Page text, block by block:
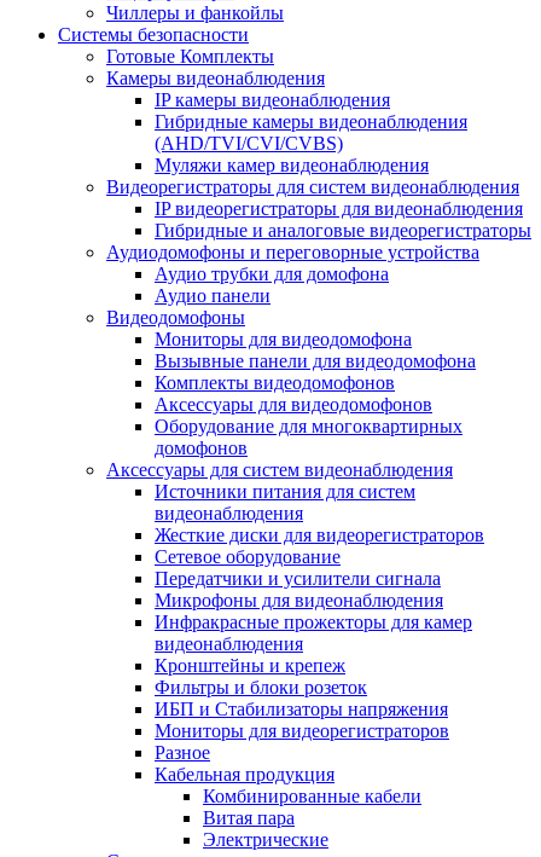
Чиллеры и фанкойлы
Системы безопасности
Готовые Комплекты
Камеры видеонаблюдения
IP камеры видеонаблюдения
Гибридные камеры видеонаблюдения
(AHD/TVI/CVI/CVBS)
Муляжи камер видеонаблюдения
Видеорегистраторы для систем видеонаблюдения
IP видеорегистраторы для видеонаблюдения
Гибридные и аналоговые видеорегистраторы
Аудиодомофоны и переговорные устройства
Аудио трубки для домофона
Аудио панели
Видеодомофоны
Мониторы для видеодомофона
Вызывные панели для видеодомофона
Комплекты видеодомофонов
Аксессуары для видеодомофонов
Оборудование для многоквартирных
домофонов
Аксессуары для систем видеонаблюдения
Источники питания для систем
видеонаблюдения
Жесткие диски для видеорегистраторов
Сетевое оборудование
Передатчики и усилители сигнала
Микрофоны для видеонаблюдения
Инфракрасные прожекторы для камер
видеонаблюдения
Кронштейны и крепеж
Фильтры и блоки розеток
ИБП и Стабилизаторы напряжения
Мониторы для видеорегистраторов
Разное
Кабельная продукция
Комбинированные кабели
Витая пара
Электрические